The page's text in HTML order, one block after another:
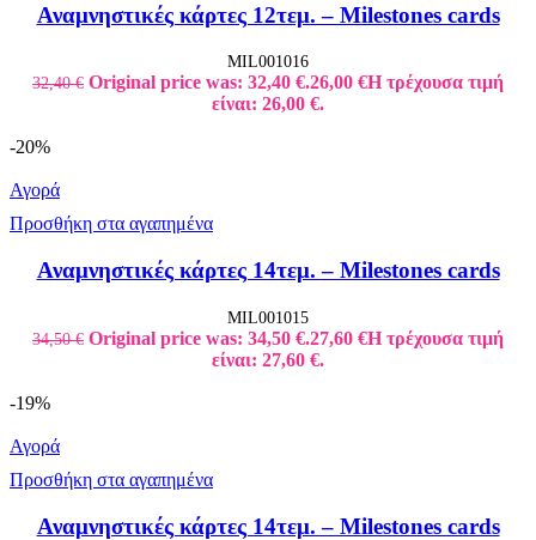
Αναμνηστικές κάρτες 12τεμ. – Milestones cards
MIL001016
32,40€ Original price was: 32,40 €.26,00 €Η τρέχουσα τιμή
είναι: 26,00 €.
-20%
Αγορά
Προσθήκη στα αγαπημένα
Αναμνηστικές κάρτες 14τεμ. – Milestones cards
MIL001015
34,50€ Original price was: 34,50 €.27,60 €Η τρέχουσα τιμή
είναι: 27,60 €.
-19%
Αγορά
Προσθήκη στα αγαπημένα
Αναμνηστικές κάρτες 14τεμ. – Milestones cards